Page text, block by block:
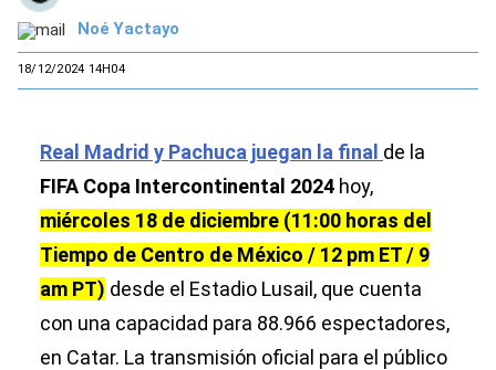
Noé Yactayo
18/12/2024 14H04
Real Madrid y Pachuca juegan la final de la
FIFA Copa Intercontinental 2024 hoy,
miércoles 18 de diciembre (11:00 horas del
Tiempo de Centro de México / 12 pm ET / 9
am PT) desde el Estadio Lusail, que cuenta
con una capacidad para 88.966 espectadores,
en Catar. La transmisión oficial para el público